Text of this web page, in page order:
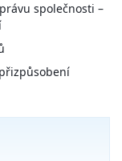
společnosti –